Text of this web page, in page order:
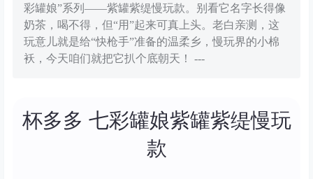
彩罐娘”系列——紫罐紫缇慢玩款。别看它名字长得像
奶茶，喝不得，但“用”起来可真上头。老白亲测，这
玩意儿就是给“快枪手”准备的温柔乡，慢玩界的小棉
袄，今天咱们就把它扒个底朝天！ ---
杯多多 七彩罐娘紫罐紫缇慢玩
款